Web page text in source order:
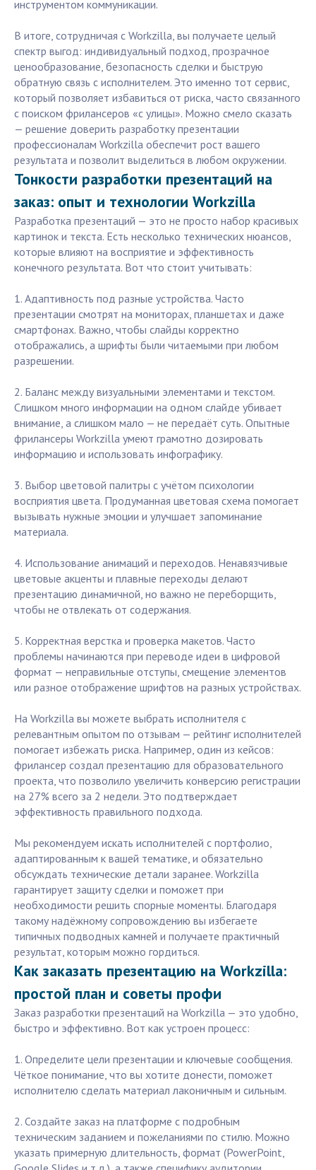
инструментом коммуникации.
В итоге, сотрудничая с Workzilla, вы получаете целый
спектр выгод: индивидуальный подход, прозрачное
ценообразование, безопасность сделки и быструю
обратную связь с исполнителем. Это именно тот сервис,
который позволяет избавиться от риска, часто связанного
с поиском фрилансеров «с улицы». Можно смело сказать
— решение доверить разработку презентации
профессионалам Workzilla обеспечит рост вашего
результата и позволит выделиться в любом окружении.
Тонкости разработки презентаций на
заказ: опыт и технологии Workzilla
Разработка презентаций — это не просто набор красивых
картинок и текста. Есть несколько технических нюансов,
которые влияют на восприятие и эффективность
конечного результата. Вот что стоит учитывать:
1. Адаптивность под разные устройства. Часто
презентации смотрят на мониторах, планшетах и даже
смартфонах. Важно, чтобы слайды корректно
отображались, а шрифты были читаемыми при любом
разрешении.
2. Баланс между визуальными элементами и текстом.
Слишком много информации на одном слайде убивает
внимание, а слишком мало — не передаёт суть. Опытные
фрилансеры Workzilla умеют грамотно дозировать
информацию и использовать инфографику.
3. Выбор цветовой палитры с учётом психологии
восприятия цвета. Продуманная цветовая схема помогает
вызывать нужные эмоции и улучшает запоминание
материала.
4. Использование анимаций и переходов. Ненавязчивые
цветовые акценты и плавные переходы делают
презентацию динамичной, но важно не переборщить,
чтобы не отвлекать от содержания.
5. Корректная верстка и проверка макетов. Часто
проблемы начинаются при переводе идеи в цифровой
формат — неправильные отступы, смещение элементов
или разное отображение шрифтов на разных устройствах.
На Workzilla вы можете выбрать исполнителя с
релевантным опытом по отзывам — рейтинг исполнителей
помогает избежать риска. Например, один из кейсов:
фрилансер создал презентацию для образовательного
проекта, что позволило увеличить конверсию регистрации
на 27% всего за 2 недели. Это подтверждает
эффективность правильного подхода.
Мы рекомендуем искать исполнителей с портфолио,
адаптированным к вашей тематике, и обязательно
обсуждать технические детали заранее. Workzilla
гарантирует защиту сделки и поможет при
необходимости решить спорные моменты. Благодаря
такому надёжному сопровождению вы избегаете
типичных подводных камней и получаете практичный
результат, которым можно гордиться.
Как заказать презентацию на Workzilla:
простой план и советы профи
Заказ разработки презентаций на Workzilla — это удобно,
быстро и эффективно. Вот как устроен процесс:
1. Определите цели презентации и ключевые сообщения.
Чёткое понимание, что вы хотите донести, поможет
исполнителю сделать материал лаконичным и сильным.
2. Создайте заказ на платформе с подробным
техническим заданием и пожеланиями по стилю. Можно
указать примерную длительность, формат (PowerPoint,